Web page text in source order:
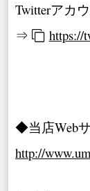
Twitterアカ
⇒
https://
◆当店Web
http://